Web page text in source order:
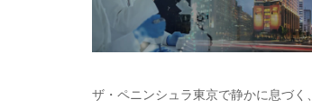
ザ・ペニンシュラ東京で静かに息づく、